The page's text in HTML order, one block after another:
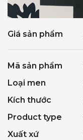
Giá sản phẩm
Mã sản phẩm
Loại men
Kích thước
Product type
Xuất xứ